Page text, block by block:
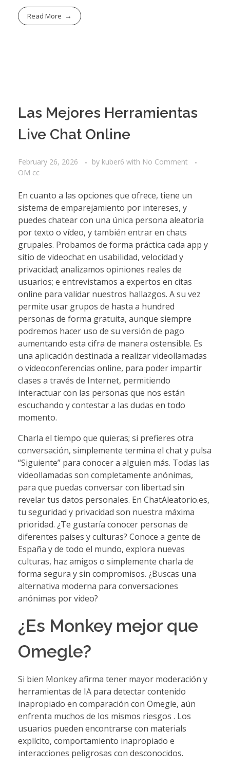
Read More
Las Mejores Herramientas
Live Chat Online
February 26, 2026 by kuber6 with No Comment
OM cc
En cuanto a las opciones que ofrece, tiene un
sistema de emparejamiento por intereses, y
puedes chatear con una única persona aleatoria
por texto o vídeo, y también entrar en chats
grupales. Probamos de forma práctica cada app y
sitio de videochat en usabilidad, velocidad y
privacidad; analizamos opiniones reales de
usuarios; e entrevistamos a expertos en citas
online para validar nuestros hallazgos. A su vez
permite usar grupos de hasta a hundred
personas de forma gratuita, aunque siempre
podremos hacer uso de su versión de pago
aumentando esta cifra de manera ostensible. Es
una aplicación destinada a realizar videollamadas
o videoconferencias online, para poder impartir
clases a través de Internet, permitiendo
interactuar con las personas que nos están
escuchando y contestar a las dudas en todo
momento.
Charla el tiempo que quieras; si prefieres otra
conversación, simplemente termina el chat y pulsa
“Siguiente” para conocer a alguien más. Todas las
videollamadas son completamente anónimas,
para que puedas conversar con libertad sin
revelar tus datos personales. En ChatAleatorio.es,
tu seguridad y privacidad son nuestra máxima
prioridad. ¿Te gustaría conocer personas de
diferentes países y culturas? Conoce a gente de
España y de todo el mundo, explora nuevas
culturas, haz amigos o simplemente charla de
forma segura y sin compromisos. ¿Buscas una
alternativa moderna para conversaciones
anónimas por video?
¿Es Monkey mejor que
Omegle?
Si bien Monkey afirma tener mayor moderación y
herramientas de IA para detectar contenido
inapropiado en comparación con Omegle, aún
enfrenta muchos de los mismos riesgos . Los
usuarios pueden encontrarse con materials
explícito, comportamiento inapropiado e
interacciones peligrosas con desconocidos.